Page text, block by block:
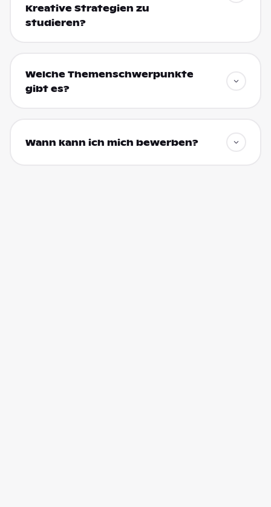
Kreative Strategien zu
studieren?
Welche Themenschwerpunkte
gibt es?
Wann kann ich mich bewerben?